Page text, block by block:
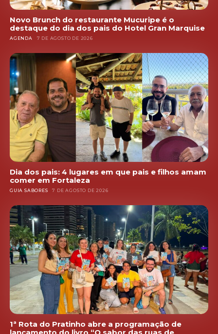
Novo Brunch do restaurante Mucuripe é o
destaque do dia dos pais do Hotel Gran Marquise
AGENDA 7 DE AGOSTO DE 2026
Dia dos pais: 4 lugares em que pais e filhos amam
comer em Fortaleza
GUIA SABORES 7 DE AGOSTO DE 2026
1ª Rota do Pratinho abre a programação de